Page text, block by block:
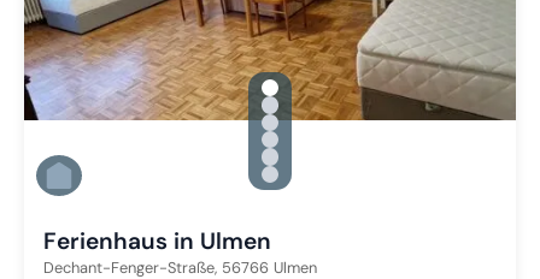
gallery.slide_selector
Zu Slide 1 wechseln
Zu Slide 2 wechseln
Zu Slide 3 wechseln
Zu Slide 4 wechseln
Zu Slide 5 wechseln
Zu Slide 6 wechseln
Ferienhaus in Ulmen
Dechant-Fenger-Straße, 56766 Ulmen